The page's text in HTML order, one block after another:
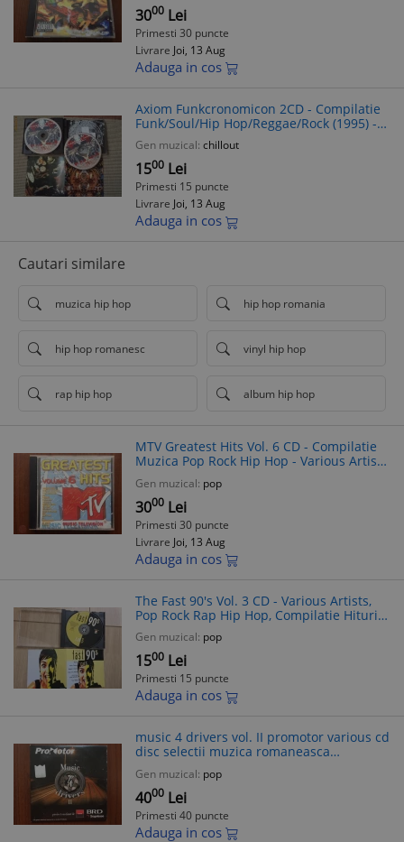
3000 Lei
Primesti 30 puncte
Livrare Joi, 13 Aug
Adauga in cos
Axiom Funkcronomicon 2CD - Compilatie
Funk/Soul/Hip Hop/Reggae/Rock (1995) -
Dublu Disc VG+
Gen muzical: chillout
1500 Lei
Primesti 15 puncte
Livrare Joi, 13 Aug
Adauga in cos
Cautari similare
muzica hip hop hip hop romania
hip hop romanesc vinyl hip hop
rap hip hop album hip hop
MTV Greatest Hits Vol. 6 CD - Compilatie
Muzica Pop Rock Hip Hop - Various Artists
- VG+
Gen muzical: pop
3000 Lei
Primesti 30 puncte
Livrare Joi, 13 Aug
Adauga in cos
The Fast 90's Vol. 3 CD - Various Artists,
Pop Rock Rap Hip Hop, Compilatie Hituri
'90, Made in Holland
Gen muzical: pop
1500 Lei
Primesti 15 puncte
Adauga in cos
music 4 drivers vol. II promotor various cd
disc selectii muzica romaneasca
compilatie rock house pop rap hip hop
mediapro music 2007
Gen muzical: pop
4000 Lei
Primesti 40 puncte
Adauga in cos